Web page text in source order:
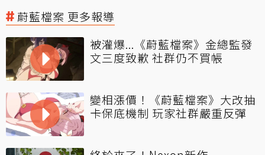
蔚藍檔案 更多報導
被灌爆...《蔚藍檔案》金總監發
文三度致歉 社群仍不買帳
變相漲價！《蔚藍檔案》大改抽
卡保底機制 玩家社群嚴重反彈